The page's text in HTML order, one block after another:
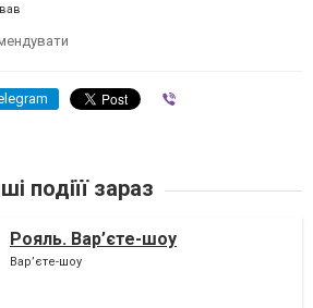
подіїї зараз
Рояль. Вар’єте-шоу
Вар’єте-шоу